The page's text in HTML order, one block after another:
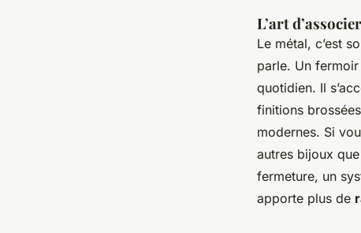
L’art
Le métal, c’est
parle. Un fermoir
quotidien. Il
finitions
modernes. Si
autres bijoux
fermeture, un
apporte plus de